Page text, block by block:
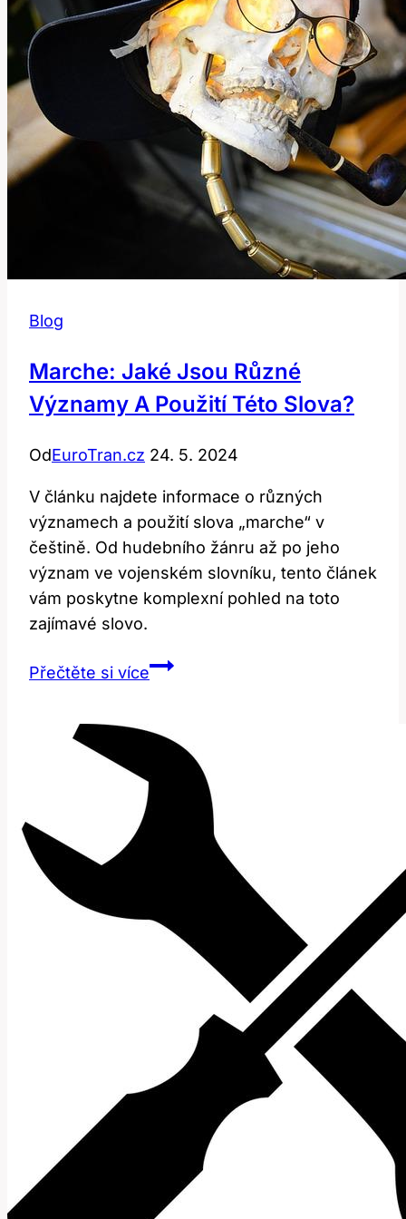
Blog
Marche: Jaké Jsou Různé
Významy A Použití Této Slova?
OdEuroTran.cz 24. 5. 2024
V článku najdete informace o různých
významech a použití slova „marche“ v
češtině. Od hudebního žánru až po jeho
význam ve vojenském slovníku, tento článek
vám poskytne komplexní pohled na toto
zajímavé slovo.
Přečtěte si víceMarche:
různé
významy